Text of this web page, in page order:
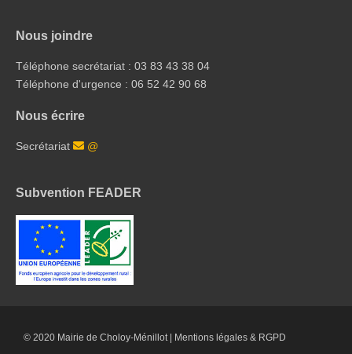
Nous joindre
Téléphone secrétariat : 03 83 43 38 04
Téléphone d'urgence : 06 52 42 90 68
Nous écrire
Secrétariat @
Subvention FEADER
© 2020 Mairie de Choloy-Ménillot | Mentions légales & RGPD